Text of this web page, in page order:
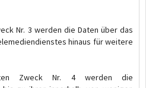
Nr. 3 werden die Daten über das
hinaus für weitere
Zweck Nr. 4 werden die